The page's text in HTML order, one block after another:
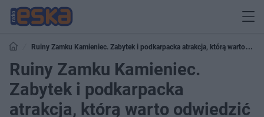
Ruiny Zamku Kamieniec. Zabytek i podkarpacka atrakcja, którą warto
odwiedzić
Ruiny Zamku Kamieniec.
Zabytek i podkarpacka
atrakcja, którą warto odwiedzić